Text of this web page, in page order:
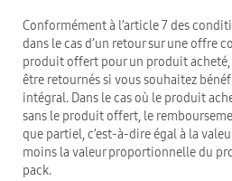
Conformément à l’article 7 des
dans le cas d’un retour sur une offre
produit offert pour un produit
être retournés si vous souhaitez
intégral. Dans le cas où le produit
sans le produit offert, le
que partiel, c’est-à-dire égal à la
moins la valeur proportionnelle du
pack.